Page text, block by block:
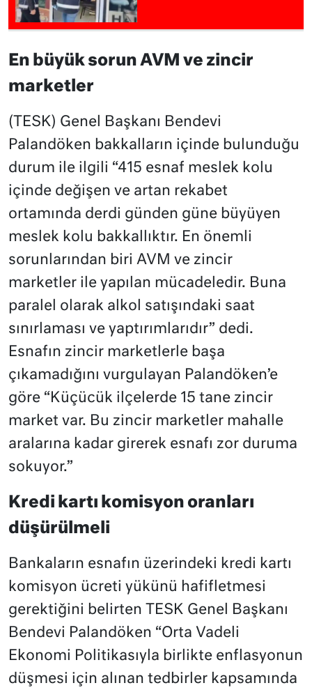
En büyük sorun AVM ve zincir
marketler
(TESK) Genel Başkanı Bendevi
Palandöken bakkalların içinde bulunduğu
durum ile ilgili “415 esnaf meslek kolu
içinde değişen ve artan rekabet
ortamında derdi günden güne büyüyen
meslek kolu bakkallıktır. En önemli
sorunlarından biri AVM ve zincir
marketler ile yapılan mücadeledir. Buna
paralel olarak alkol satışındaki saat
sınırlaması ve yaptırımlarıdır” dedi.
Esnafın zincir marketlerle başa
çıkamadığını vurgulayan Palandöken’e
göre “Küçücük ilçelerde 15 tane zincir
market var. Bu zincir marketler mahalle
aralarına kadar girerek esnafı zor duruma
sokuyor.”
Kredi kartı komisyon oranları
düşürülmeli
Bankaların esnafın üzerindeki kredi kartı
komisyon ücreti yükünü hafifletmesi
gerektiğini belirten TESK Genel Başkanı
Bendevi Palandöken “Orta Vadeli
Ekonomi Politikasıyla birlikte enflasyonun
düşmesi için alınan tedbirler kapsamında